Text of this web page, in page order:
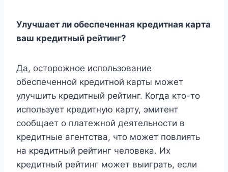
Улучшает ли обеспеченная кредитная карта
ваш кредитный рейтинг?
Да, осторожное использование
обеспеченной кредитной карты может
улучшить кредитный рейтинг. Когда кто-то
использует кредитную карту, эмитент
сообщает о платежной деятельности в
кредитные агентства, что может повлиять
на кредитный рейтинг человека. Их
кредитный рейтинг может выиграть, если